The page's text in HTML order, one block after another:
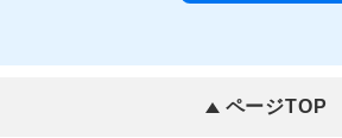
ページTOP